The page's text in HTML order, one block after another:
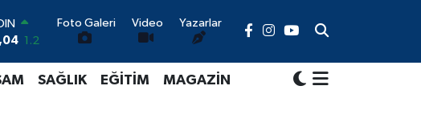
1.2
0.17
Foto Galeri Video Yazarlar
SAĞLIK EĞİTİM MAGAZİN